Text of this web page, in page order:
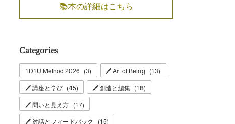
📚本の詳細はこちら
Categories
1D1U Method 2026 (3) 🖊 Art of Being (13)
🖊 講座と学び (45) 🖊 創造と編集 (18)
🖊 問いと見え方 (17)
🖊 対話とフィードバック
(15)